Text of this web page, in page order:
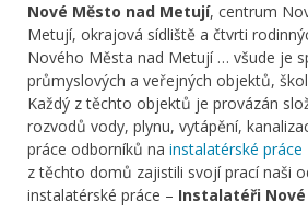
Nové Město nad Metují, centrum
Metují, okrajová sídliště a čtvrti
Nového Města nad Metují … všude je
průmyslových a veřejných objektů,
Každý z těchto objektů je provázán
rozvodů vody, plynu, vytápění,
práce odborníků na instalatérské práce
z těchto domů zajistili svojí prací naši
instalatérské práce – Instalatéři